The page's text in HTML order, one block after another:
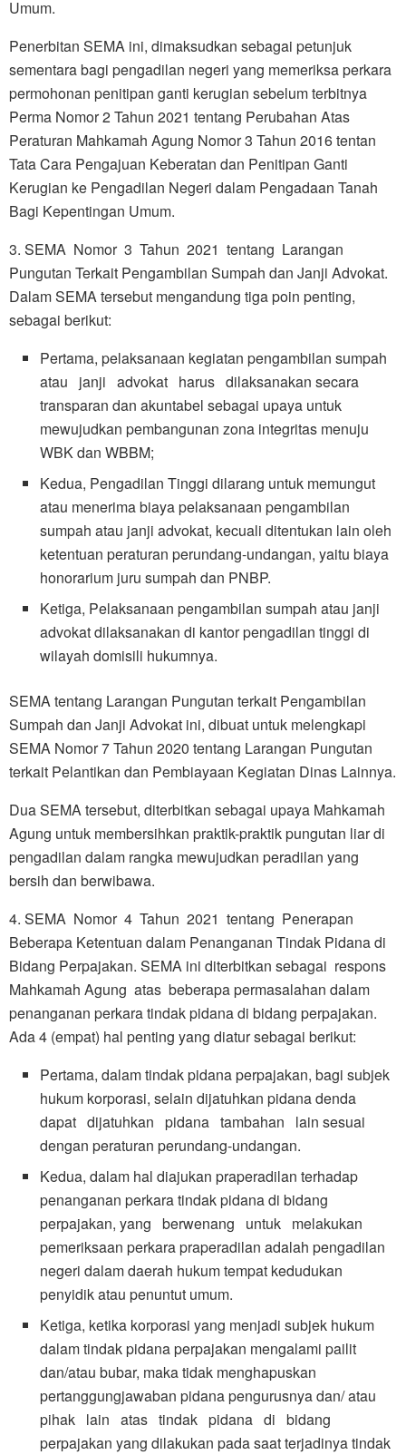
Umum.
Penerbitan SEMA ini, dimaksudkan sebagai petunjuk
sementara bagi pengadilan negeri yang memeriksa perkara
permohonan penitipan ganti kerugian sebelum terbitnya
Perma Nomor 2 Tahun 2021 tentang Perubahan Atas
Peraturan Mahkamah Agung Nomor 3 Tahun 2016 tentan
Tata Cara Pengajuan Keberatan dan Penitipan Ganti
Kerugian ke Pengadilan Negeri dalam Pengadaan Tanah
Bagi Kepentingan Umum.
3. SEMA Nomor 3 Tahun 2021 tentang Larangan
Pungutan Terkait Pengambilan Sumpah dan Janji Advokat.
Dalam SEMA tersebut mengandung tiga poin penting,
sebagai berikut:
Pertama, pelaksanaan kegiatan pengambilan sumpah
atau janji advokat harus dilaksanakan secara
transparan dan akuntabel sebagai upaya untuk
mewujudkan pembangunan zona integritas menuju
WBK dan WBBM;
Kedua, Pengadilan Tinggi dilarang untuk memungut
atau menerima biaya pelaksanaan pengambilan
sumpah atau janji advokat, kecuali ditentukan lain oleh
ketentuan peraturan perundang-undangan, yaitu biaya
honorarium juru sumpah dan PNBP.
Ketiga, Pelaksanaan pengambilan sumpah atau janji
advokat dilaksanakan di kantor pengadilan tinggi di
wilayah domisili hukumnya.
SEMA tentang Larangan Pungutan terkait Pengambilan
Sumpah dan Janji Advokat ini, dibuat untuk melengkapi
SEMA Nomor 7 Tahun 2020 tentang Larangan Pungutan
terkait Pelantikan dan Pembiayaan Kegiatan Dinas Lainnya.
Dua SEMA tersebut, diterbitkan sebagai upaya Mahkamah
Agung untuk membersihkan praktik-praktik pungutan liar di
pengadilan dalam rangka mewujudkan peradilan yang
bersih dan berwibawa.
4. SEMA Nomor 4 Tahun 2021 tentang Penerapan
Beberapa Ketentuan dalam Penanganan Tindak Pidana di
Bidang Perpajakan. SEMA ini diterbitkan sebagai respons
Mahkamah Agung atas beberapa permasalahan dalam
penanganan perkara tindak pidana di bidang perpajakan.
Ada 4 (empat) hal penting yang diatur sebagai berikut:
Pertama, dalam tindak pidana perpajakan, bagi subjek
hukum korporasi, selain dijatuhkan pidana denda
dapat dijatuhkan pidana tambahan lain sesuai
dengan peraturan perundang-undangan.
Kedua, dalam hal diajukan praperadilan terhadap
penanganan perkara tindak pidana di bidang
perpajakan, yang berwenang untuk melakukan
pemeriksaan perkara praperadilan adalah pengadilan
negeri dalam daerah hukum tempat kedudukan
penyidik atau penuntut umum.
Ketiga, ketika korporasi yang menjadi subjek hukum
dalam tindak pidana perpajakan mengalami pailit
dan/atau bubar, maka tidak menghapuskan
pertanggungjawaban pidana pengurusnya dan/ atau
pihak lain atas tindak pidana di bidang
perpajakan yang dilakukan pada saat terjadinya tindak